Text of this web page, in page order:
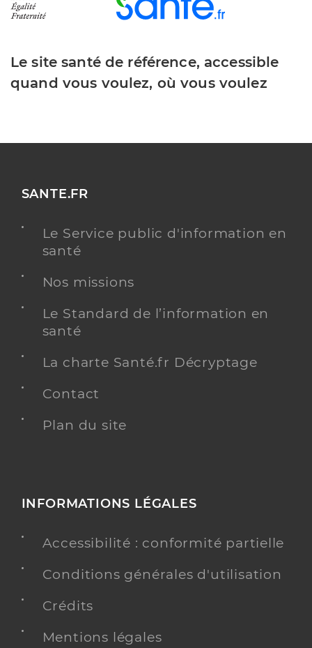
Le site santé de référence, accessible
quand vous voulez, où vous voulez
SANTE.FR
Le Service public d'information en
santé
Nos missions
Le Standard de l’information en
santé
La charte Santé.fr Décryptage
Contact
Plan du site
INFORMATIONS LÉGALES
Accessibilité : conformité partielle
Conditions générales d'utilisation
Crédits
Mentions légales